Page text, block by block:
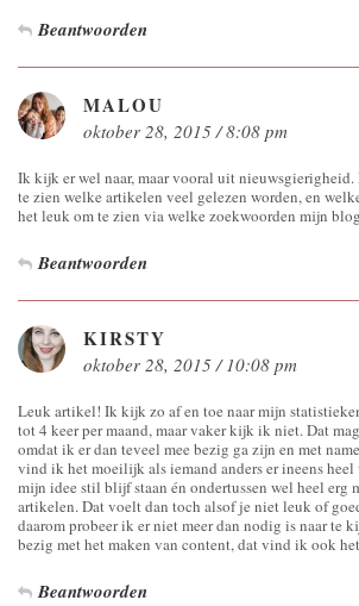
Beantwoorden
MALOU
oktober 28, 2015 / 8:08 pm
Ik kijk er wel naar, maar vooral uit
te zien welke artikelen veel gelezen worden, en
het leuk om te zien via welke zoekwoorden mijn
Beantwoorden
KIRSTY
oktober 28, 2015 / 10:08 pm
Leuk artikel! Ik kijk zo af en toe naar mijn
tot 4 keer per maand, maar vaker kijk ik niet. Dat
omdat ik er dan teveel mee bezig ga zijn en met
vind ik het moeilijk als iemand anders er ineens
mijn idee stil blijf staan én ondertussen wel heel erg
artikelen. Dat voelt dan toch alsof je niet leuk of
daarom probeer ik er niet meer dan nodig is naar te
bezig met het maken van content, dat vind ik ook
Beantwoorden